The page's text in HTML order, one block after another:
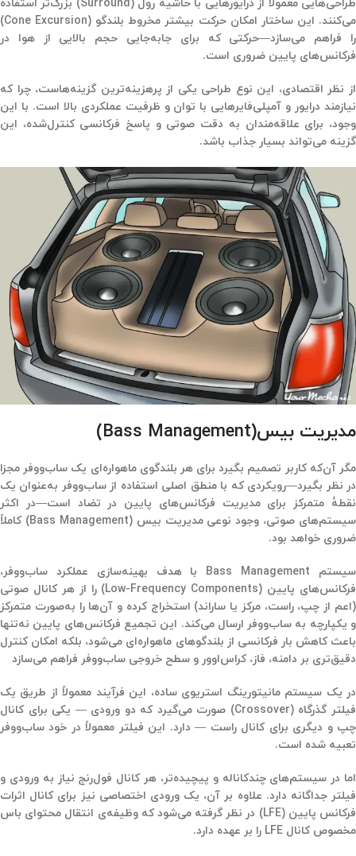
طراحی‌هایی معمولاً از درایورهایی با حاشیهٔ رول (Surround) بزرگ‌تر
استفاده
می‌کنند. این ساختار امکانحرکت بیشتر مخروط بلندگو (Cone Excursion)
را فراهم می‌سازد—حرکتی که برای جابه‌جایی حجم بالایی از هوا در
فرکانس‌های پایین ضروری است.
از نظر اقتصادی، این نوع طراحی یکی از پرهزینه‌ترین گزینه‌هاست، چرا که
نیازمند درایور و آمپلی‌فایرهایی با توان و ظرفیت عملکردی بالا است. با این
وجود، برای علاقه‌مندان به دقت صوتی و پاسخ فرکانسی کنترل‌شده، این
گزینه می‌تواند بسیار جذاب باشد.
مدیریت بیس(Bass Management)
مگر آن‌که کاربر تصمیم بگیرد برای هر بلندگوی ماهواره‌ای یک ساب‌ووفر مجزا
در نظر بگیرد—رویکردی که با منطق اصلی استفاده از ساب‌ووفر به‌عنوان یک
نقطهٔ متمرکز برای مدیریت فرکانس‌های پایین در تضاد است—در اکثر
سیستم‌های صوتی، وجود نوعیمدیریت بیس (Bass Management)
کاملاً
ضروری خواهد بود.
سیستم Bass Management با هدف بهینه‌سازی عملکرد ساب‌ووفر،
فرکانس‌های پایین (Low-Frequency Components)
را از هر کانال صوتی
(اعم از چپ، راست، مرکز یا ساراند) استخراج کرده و آن‌ها را به‌صورت متمرکز
و یکپارچه به ساب‌ووفر ارسال می‌کند. این تجمیع فرکانس‌های پایین نه‌تنها
باعث کاهش بار فرکانسی از بلندگوهای ماهواره‌ای می‌شود، بلکه امکان کنترل
دقیق‌تری بر دامنه، فاز، کراس‌اوور و سطح خروجی ساب‌ووفر فراهم می‌سازد
در یک سیستم مانیتورینگ استریوی ساده، این فرآیند معمولاً از طریق یک
فیلتر گذرگاه (Crossover)
صورت می‌گیرد که دو ورودی — یکی برای کانال
چپ و دیگری برای کانال راست — دارد. این فیلتر معمولاً در خود ساب‌ووفر
تعبیه شده است.
اما در سیستم‌های چندکاناله و پیچیده‌تر، هر کانال فول‌رنج نیاز به ورودی و
فیلتر جداگانه دارد. علاوه بر آن، یک ورودی اختصاصی نیز برایکانال اثرات
فرکانس پایین (LFE)
در نظر گرفته می‌شود که وظیفه‌ی انتقال محتوای باس
مخصوص کانال LFE را بر عهده دارد.